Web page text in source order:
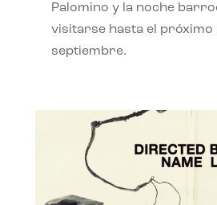
Palomino y la noche
visitarse hasta el próximo
septiembre.